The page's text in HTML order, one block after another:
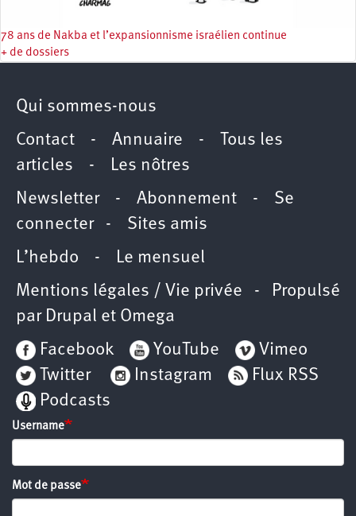
78 ans de Nakba et l’expansionnisme israélien continue
+ de dossiers
Qui sommes-nous
Contact - Annuaire -
Tous les
articles - Les nôtres
Newsletter- Abonnement - Se
connecter- Sites amis
L’hebdo - Le mensuel
Mentions légales / Vie privée - Propulsé
par Drupal et Omega
Facebook
YouTube
Vimeo
Twitter
Instagram
Flux RSS
Podcasts
Username
Mot de passe